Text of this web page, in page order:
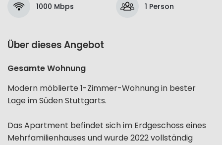
1000 Mbps 1 Person
Über dieses Angebot
Gesamte Wohnung
Modern möblierte 1-Zimmer-Wohnung in bester
Lage im Süden Stuttgarts.
Das Apartment befindet sich im Erdgeschoss eines
Mehrfamilienhauses und wurde 2022 vollständig